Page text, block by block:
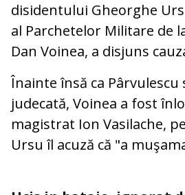
disidentului Gheorghe
al Parchetelor Militare de
Dan Voinea, a disjuns
Înainte însă ca
judecată, Voinea a fost
magistrat Ion Vasilache,
Ursu îl acuză că "a